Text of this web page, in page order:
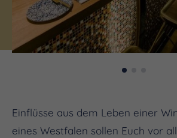
Einflüsse aus dem Leben einer
eines Westfalen sollen Euch vor